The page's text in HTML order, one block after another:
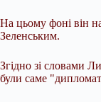
На цьому фоні він
Зеленським.
Згідно зі словами
були саме